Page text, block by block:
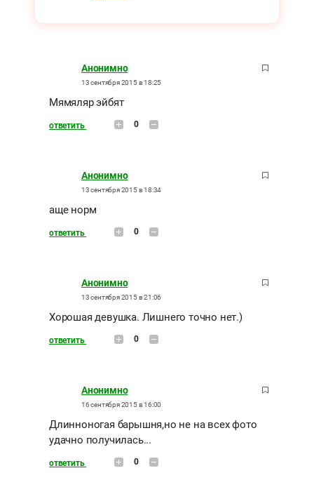
Анонимно
13 сентября 2015 в 18:25
Мямяляр эйбят
ответить 0
Анонимно
13 сентября 2015 в 18:34
аще норм
ответить 0
Анонимно
13 сентября 2015 в 21:06
Хорошая девушка. Лишнего точно нет.)
ответить 0
Анонимно
16 сентября 2015 в 16:00
Длинноногая барышня,но не на всех фото
удачно получилась...
ответить 0